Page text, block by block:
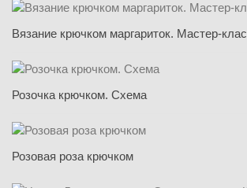
Вязание крючком маргариток. Мастер-
Розочка крючком. Схема
Розовая роза крючком